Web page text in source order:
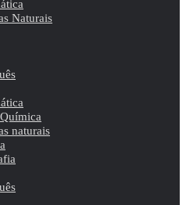
Naturais
naturais